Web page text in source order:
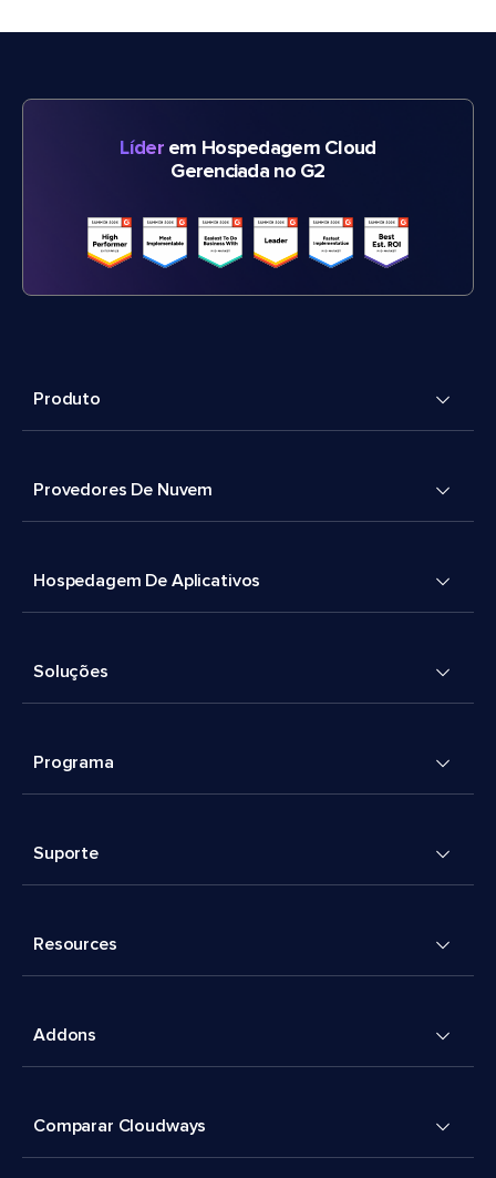
Líderem Hospedagem Cloud
Gerenciada no G2
Produto
Provedores De Nuvem
Hospedagem De Aplicativos
Soluções
Programa
Suporte
Resources
Addons
Comparar Cloudways